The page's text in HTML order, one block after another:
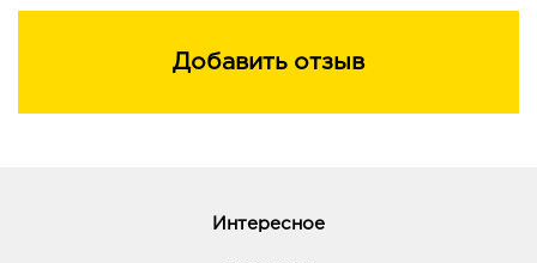
Добавить отзыв
Интересное